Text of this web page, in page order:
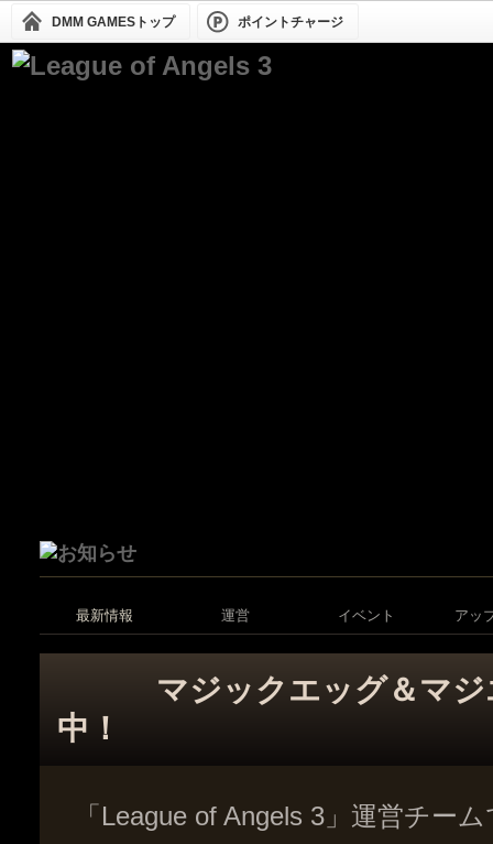
DMM GAMESトップ ポイントチャージ
最新情報 運営 イベント アッ
マジックエッグ＆マ
中！
「League of Angels 3」運営チー